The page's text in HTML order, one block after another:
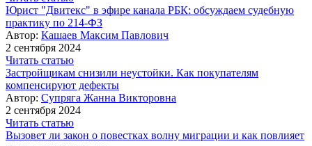
Юрист "Двитекс" в эфире канала РБК: обсуждаем судебную
практику по 214-ФЗ
Автор: Кашаев Максим Павлович
2 сентября 2024
Читать статью
Застройщикам снизили неустойки. Как покупателям
компенсируют дефекты
Автор: Супряга Жанна Викторовна
2 сентября 2024
Читать статью
Вызовет ли закон о повестках волну миграции и как повлияет